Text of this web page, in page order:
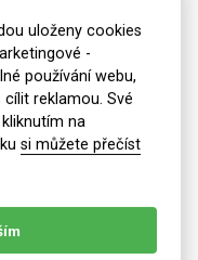
1P_JAR
uloženy cookies
-
používání webu,
reklamou. Své
na
si můžete přečíst